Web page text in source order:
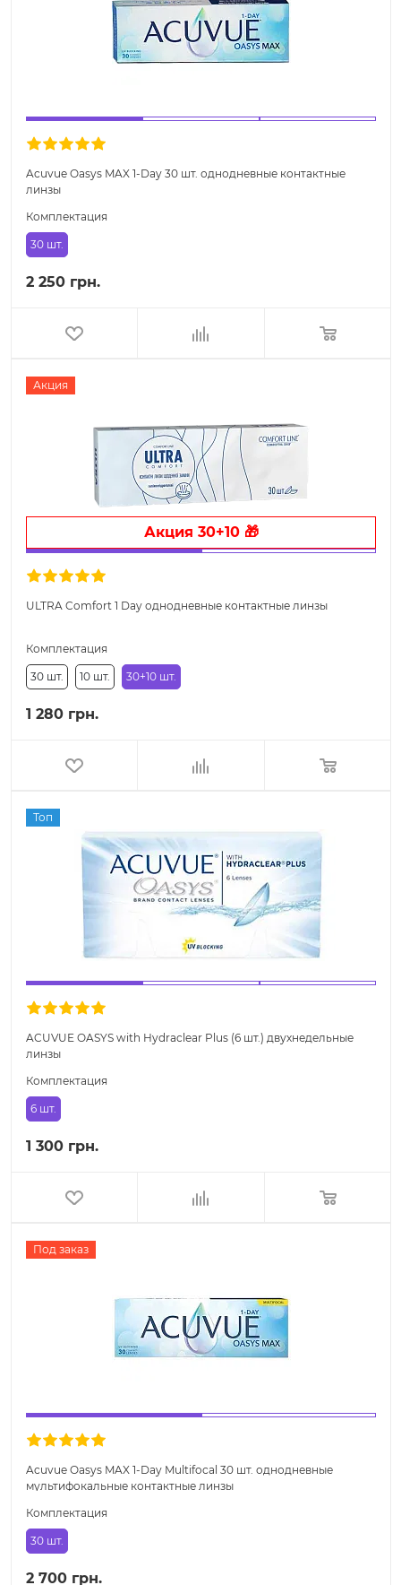
Acuvue Oasys MAX 1-Day 30 шт. однодневные контактные
линзы
Комплектация
30 шт.
2 250 грн.
Акция
Акция 30+10 🎁
ULTRA Comfort 1 Day однодневные контактные линзы
Комплектация
30 шт. 10 шт. 30+10 шт.
1 280 грн.
Топ
ACUVUE OASYS with Hydraclear Plus (6 шт.) двухнедельные
линзы
Комплектация
6 шт.
1 300 грн.
Под заказ
Acuvue Oasys MAX 1-Day Multifocal 30 шт. однодневные
мультифокальные контактные линзы
Комплектация
30 шт.
2 700 грн.